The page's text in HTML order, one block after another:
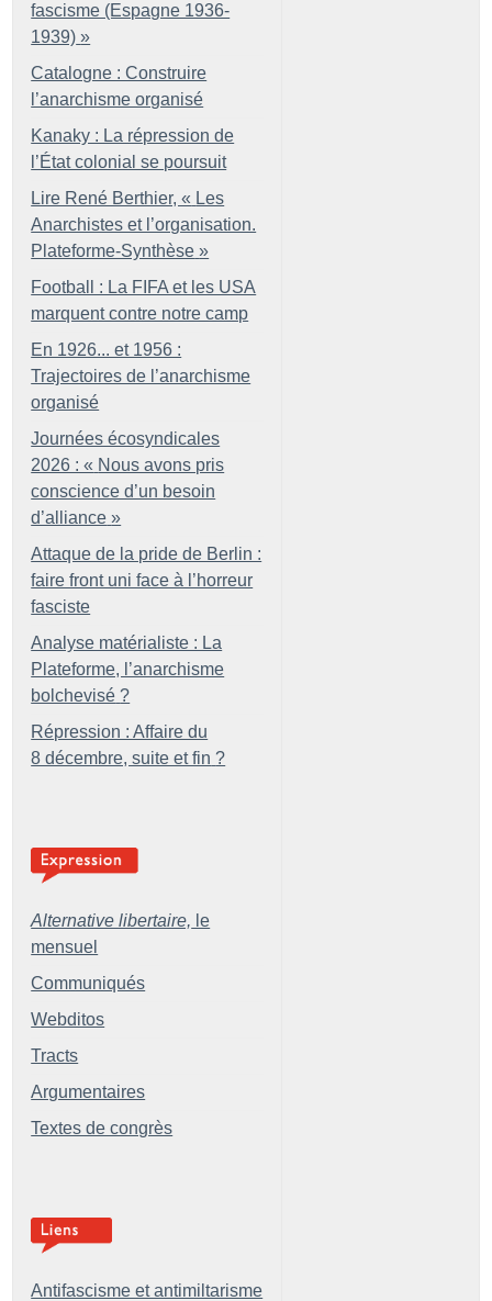
fascisme (Espagne 1936-
1939) »
Catalogne : Construire
l’anarchisme organisé
Kanaky : La répression de
l’État colonial se poursuit
Lire René Berthier, « Les
Anarchistes et l’organisation.
Plateforme-Synthèse »
Football : La FIFA et les USA
marquent contre notre camp
En 1926... et 1956 :
Trajectoires de l’anarchisme
organisé
Journées écosyndicales
2026 : « Nous avons pris
conscience d’un besoin
d’alliance »
Attaque de la pride de Berlin :
faire front uni face à l’horreur
fasciste
Analyse matérialiste : La
Plateforme, l’anarchisme
bolchevisé ?
Répression : Affaire du
8 décembre, suite et fin ?
Alternative libertaire, le
mensuel
Communiqués
Webditos
Tracts
Argumentaires
Textes de congrès
Antifascisme et antimiltarisme